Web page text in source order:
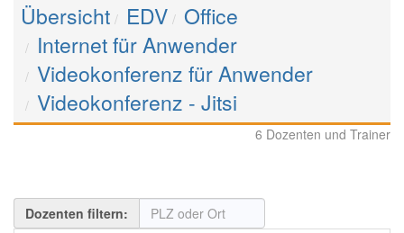
Übersicht EDV Office
Internet für Anwender
Videokonferenz für Anwender
Videokonferenz - Jitsi
6 Dozenten und Trainer
Dozenten filtern: